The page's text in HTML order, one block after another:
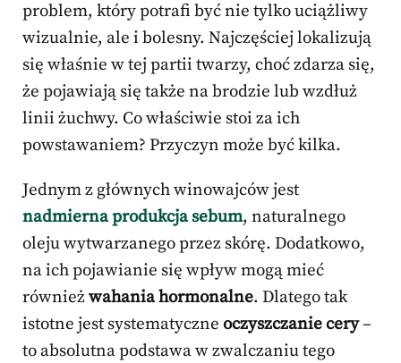
problem, który potrafi być nie tylko uciążliwy
wizualnie, ale i bolesny. Najczęściej lokalizują
się właśnie w tej partii twarzy, choć zdarza się,
że pojawiają się także na brodzie lub wzdłuż
linii żuchwy. Co właściwie stoi za ich
powstawaniem? Przyczyn może być kilka.
Jednym z głównych winowajców jest
nadmierna produkcja sebum, naturalnego
oleju wytwarzanego przez skórę. Dodatkowo,
na ich pojawianie się wpływ mogą mieć
równieżwahania hormonalne. Dlatego tak
istotne jest systematyczne oczyszczanie cery–
to absolutna podstawa w zwalczaniu tego